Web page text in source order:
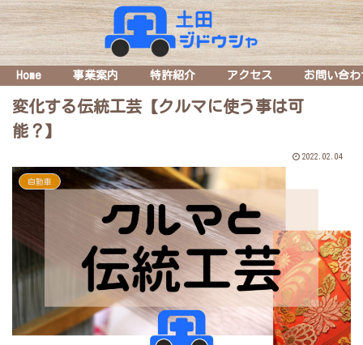
Home 事業案内 特許紹介 アクセス お問い合わ
変化する伝統工芸【クルマに使う事は可
能？】
2022.02.04
自動車